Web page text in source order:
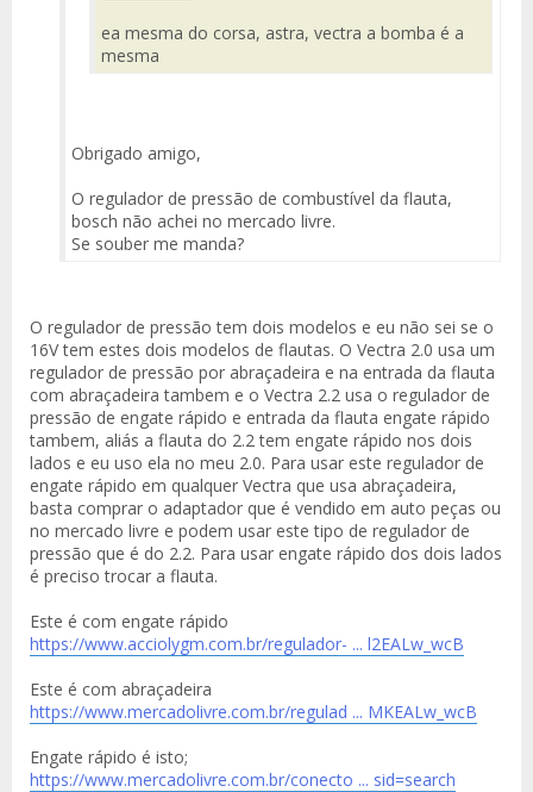
ea mesma do corsa, astra, vectra a bomba é a
mesma
Obrigado amigo,
O regulador de pressão de combustível da flauta,
bosch não achei no mercado livre.
Se souber me manda?
O regulador de pressão tem dois modelos e eu não sei se o
16V tem estes dois modelos de flautas. O Vectra 2.0 usa um
regulador de pressão por abraçadeira e na entrada da flauta
com abraçadeira tambem e o Vectra 2.2 usa o regulador de
pressão de engate rápido e entrada da flauta engate rápido
tambem, aliás a flauta do 2.2 tem engate rápido nos dois
lados e eu uso ela no meu 2.0. Para usar este regulador de
engate rápido em qualquer Vectra que usa abraçadeira,
basta comprar o adaptador que é vendido em auto peças ou
no mercado livre e podem usar este tipo de regulador de
pressão que é do 2.2. Para usar engate rápido dos dois lados
é preciso trocar a flauta.
Este é com engate rápido
https://www.acciolygm.com.br/regulador- ... l2EALw_wcB
Este é com abraçadeira
https://www.mercadolivre.com.br/regulad ... MKEALw_wcB
Engate rápido é isto;
https://www.mercadolivre.com.br/conecto ... sid=search